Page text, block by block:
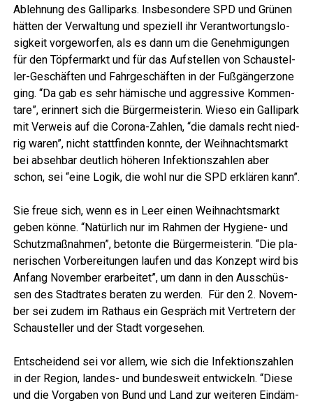
Ableh­nung des Gal­li­parks. Ins­be­son­de­re SPD und Grü­nen
hät­ten der Ver­wal­tung und spe­zi­ell ihr Ver­ant­wor­tungs­lo­
sig­keit vor­ge­wor­fen, als es dann um die Geneh­mi­gun­gen
für den Töp­fer­markt und für das Auf­stel­len von Schau­stel­
ler-Geschäf­ten und Fahr­ge­schäf­ten in der Fuß­gän­ger­zo­ne
ging. “Da gab es sehr hämi­sche und aggres­si­ve Kom­men­
ta­re”, erin­nert sich die Bür­ger­meis­te­rin. Wie­so ein Gal­li­park
mit Ver­weis auf die Coro­na-Zah­len, “die damals recht nied­
rig waren”, nicht statt­fin­den konn­te, der Weih­nachts­markt
bei abseh­bar deut­lich höhe­ren Infek­ti­ons­zah­len aber
schon, sei “eine Logik, die wohl nur die SPD erklä­ren kann”.
Sie freue sich, wenn es in Leer einen Weih­nachts­markt
geben kön­ne. “Natür­lich nur im Rah­men der Hygie­ne- und
Schutz­maß­nah­men”, beton­te die Bür­ger­meis­te­rin. “Die pla­
ne­ri­schen Vor­be­rei­tun­gen lau­fen und das Kon­zept wird bis
Anfang Novem­ber erar­bei­tet”, um dann in den Aus­schüs­
sen des Stadt­ra­tes bera­ten zu wer­den. Für den 2. Novem­
ber sei zudem im Rat­haus ein Gespräch mit Ver­tre­tern der
Schau­stel­ler und der Stadt vorgesehen.
Ent­schei­dend sei vor allem, wie sich die Infek­ti­ons­zah­len
in der Regi­on, lan­des- und bun­des­weit ent­wi­ckeln. “Die­se
und die Vor­ga­ben von Bund und Land zur wei­te­ren Ein­däm­